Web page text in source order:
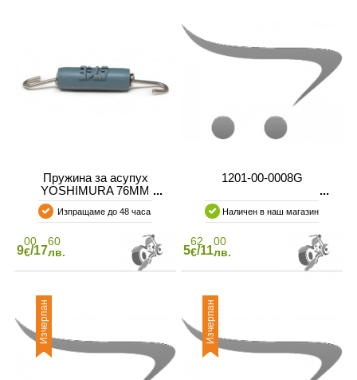
Пружина за асупух
YOSHIMURA 76MM
Изпращаме до 48 часа
9
00
€/17
60
лв.
1201-00-0008G
Наличен в наш магазин
5
62
€/11
00
лв.
Изчерпан Изчерпан